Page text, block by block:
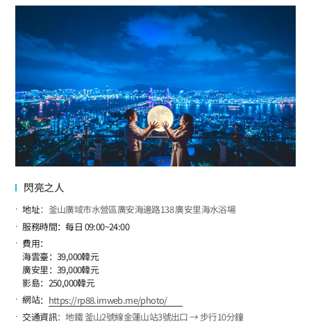
閃亮之人
地址：釜山廣域市水營區廣安海邊路138 廣安里海水浴場
服務時間：每日 09:00~24:00
費用：
海雲臺：39,000韓元
廣安里：39,000韓元
影島：250,000韓元
網站： https://rp88.imweb.me/photo/
交通資訊：地鐵 釜山2號線金蓮山站3號出口 → 步行10分鐘